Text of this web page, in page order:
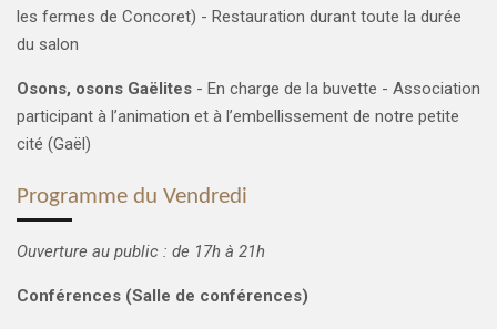
les fermes de Concoret) - Restauration durant toute la durée
du salon
Osons, osons Gaëlites - En charge de la buvette - Association
participant à l’animation et à l’embellissement de notre petite
cité (Gaël)
Programme du Vendredi
Ouverture au public : de 17h à 21h
Conférences (Salle de conférences)